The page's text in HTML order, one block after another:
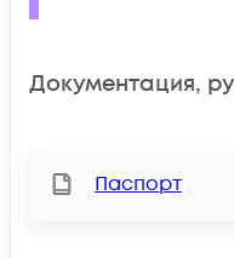
Документация,
Паспорт